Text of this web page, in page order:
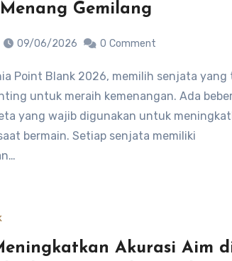
Gemilang
09/06/2026 0 Comment
untuk meraih kemenangan. Ada
yang wajib digunakan untuk
bermain. Setiap senjata memiliki
Akurasi Aim